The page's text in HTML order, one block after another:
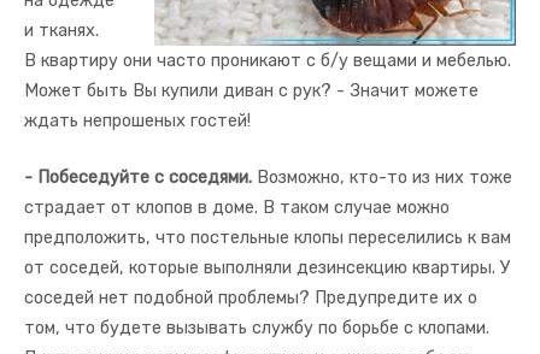
и тканях.
В квартиру они часто проникают с б/у вещами и мебелью.
Может быть Вы купили диван с рук? - Значит можете
ждать непрошеных гостей!
- Побеседуйте с соседями. Возможно, кто-то из них тоже
страдает от клопов в доме. В таком случае можно
предположить, что постельные клопы переселились к вам
от соседей, которые выполняли дезинсекцию квартиры. У
соседей нет подобной проблемы? Предупредите их о
том, что будете вызывать службу по борьбе с клопами.